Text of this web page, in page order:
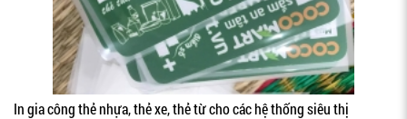
In gia công thẻ nhựa, thẻ xe, thẻ từ cho các hệ thống siêu thị